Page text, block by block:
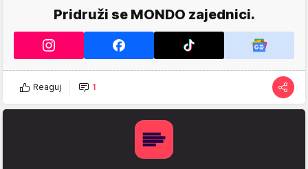
Pridruži se MONDO zajednici.
Reaguj 1